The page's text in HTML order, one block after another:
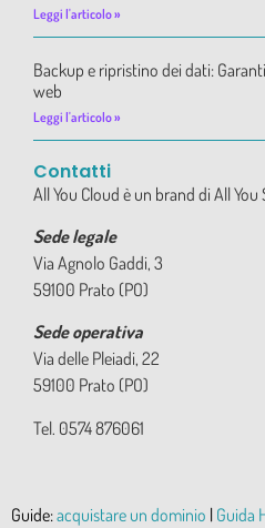
Leggi l'articolo »
Backup e ripristino dei dati:
web
Leggi l'articolo »
Contatti
All You Cloud è un brand di All You
Sede legale
Via Agnolo Gaddi, 3
59100 Prato (PO)
Sede operativa
Via delle Pleiadi, 22
59100 Prato (PO)
Tel. 0574 876061
Guide:acquistare un dominio | Guida